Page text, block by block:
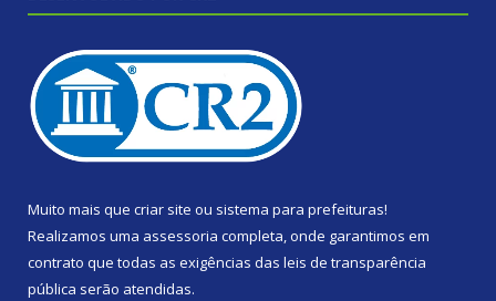
Muito mais que criar site ou sistema para prefeituras!
Realizamos uma assessoria completa, onde garantimos em
contrato que todas as exigências das leis de transparência
pública serão atendidas.